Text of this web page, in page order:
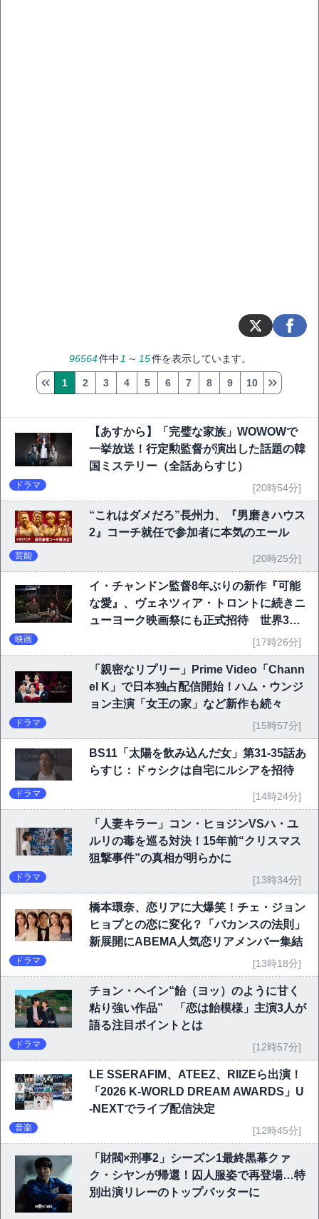
96564件中 1 ～ 15件を表示しています。
1 2 3 4 5 6 7 8 9 10
【あすから】「完璧な家族」WOWOWで
一挙放送！行定勲監督が演出した話題の韓
国ミステリー（全話あらすじ）
ドラマ [20時54分]
“これはダメだろ”長州力、『男磨きハウス
2』コーチ就任で参加者に本気のエール
芸能 [20時25分]
イ・チャンドン監督8年ぶりの新作『可能
な愛』、ヴェネツィア・トロントに続きニ
ューヨーク映画祭にも正式招待 世界3大
映画 [17時26分]
「親密なリプリー」Prime Video「Chann
el K」で日本独占配信開始！ハム・ウンジ
ョン主演「女王の家」など新作も続々
ドラマ [15時57分]
BS11「太陽を飲み込んだ女」第31-35話あ
らすじ：ドゥシクは自宅にルシアを招待
ドラマ [14時24分]
「人妻キラー」コン・ヒョジンVSハ・ユ
ルリの毒を巡る対決！15年前“クリスマス
狙撃事件”の真相が明らかに
ドラマ [13時34分]
橋本環奈、恋リアに大爆笑！チェ・ジョン
ヒョプとの恋に変化？「バカンスの法則」
新展開にABEMA人気恋リアメンバー集結
ドラマ [13時18分]
チョン・ヘイン“飴（ヨッ）のように甘く
粘り強い作品” 「恋は飴模様」主演3人が
語る注目ポイントとは
ドラマ [12時57分]
LE SSERAFIM、ATEEZ、RIIZEら出演！
「2026 K-WORLD DREAM AWARDS」U
-NEXTでライブ配信決定
音楽 [12時45分]
「財閥×刑事2」シーズン1最終黒幕クァ
ク・シヤンが帰還！囚人服姿で再登場…特
別出演リレーのトップバッターに